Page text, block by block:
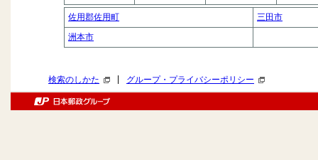
佐用郡佐用町
三田市
洲本市
検索のしかた グループ・プライバシーポリシー